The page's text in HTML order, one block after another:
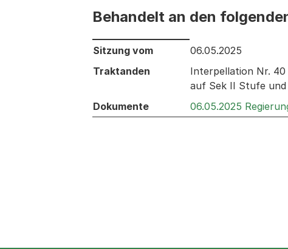
Behandelt an den
Behandelt an den folgenden Sitzungen:
Sitzung vom
06.05.2025
Traktanden
Interpellation Nr. 40
auf Sek II Stufe
Dokumente
06.05.2025